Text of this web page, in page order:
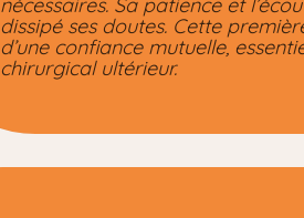
dissipé ses doutes. Cette
d’une confiance mutuelle,
chirurgical ultérieur.